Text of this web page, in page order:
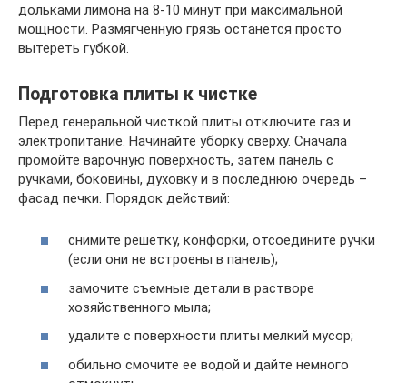
дольками лимона на 8-10 минут при максимальной
мощности. Размягченную грязь останется просто
вытереть губкой.
Подготовка плиты к чистке
Перед генеральной чисткой плиты отключите газ и
электропитание. Начинайте уборку сверху. Сначала
промойте варочную поверхность, затем панель с
ручками, боковины, духовку и в последнюю очередь –
фасад печки. Порядок действий:
снимите решетку, конфорки, отсоедините ручки
(если они не встроены в панель);
замочите съемные детали в растворе
хозяйственного мыла;
удалите с поверхности плиты мелкий мусор;
обильно смочите ее водой и дайте немного